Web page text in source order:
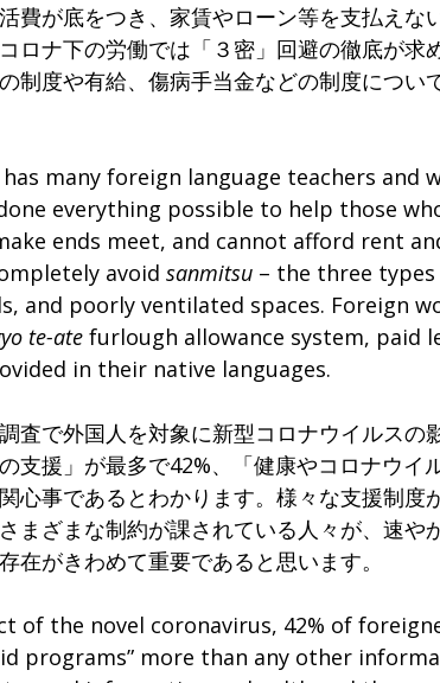
費が底をつき、家賃やローン等を支払え
ロナ下の労働では「３密」回避の徹底が求
制度や有給、傷病手当金などの制度につ
many foreign language teachers and
everything possible to help those
ends meet, and cannot afford rent
avoid sanmitsu – the three
and poorly ventilated spaces. Foreign
te-ate furlough allowance system, paid
in their native languages.
査で外国人を対象に新型コロナウイルスの
支援」が最多で42%、「健康やコロナウイ
心事であるとわかります。様々な支援制度
まざまな制約が課されている人々が、速や
在がきわめて重要であると思います。
of the novel coronavirus, 42% of
programs” more than any other